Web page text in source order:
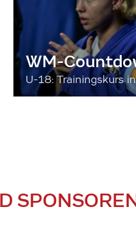
WM-
U-18: Trainingskurs